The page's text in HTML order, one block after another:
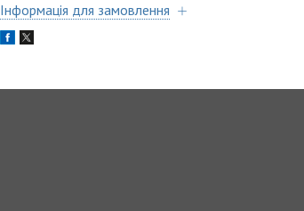
Інформація для замовлення